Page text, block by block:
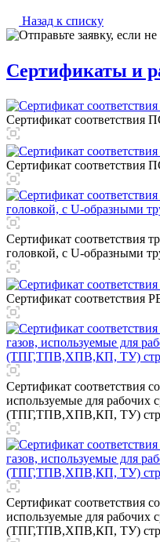
Назад к списку
Сертификаты и
Сертификат
Сертификат
Сертификат соответствия
головкой, с U-образными
Сертификат соответствия
Сертификат соответствия
используемые для рабочих
(ТПГ,ТПВ,ХПВ,КП, ТУ)
Сертификат соответствия
используемые для рабочих
(ТПГ,ТПВ,ХПВ,КП, ТУ)